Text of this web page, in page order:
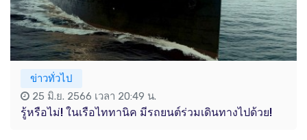
ข่าวทั่วไป
25 มิ.ย. 2566 เวลา 20:49 น.
รู้หรือไม่! ในเรือไททานิค มีรถยนต์ร่วมเดินทางไปด้วย!